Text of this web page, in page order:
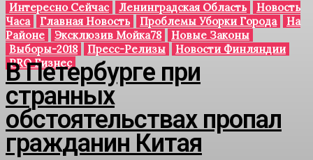
Интересно Сейчас Ленинградская Область
Новость
Часа
Главная Новость Проблемы Уборки Города
На
Районе
Эксклюзив Мойка78
Новые Законы
Выборы-2018
Пресс-Релизы
Новости Финляндии
PRO Бизнес
В Петербурге при
странных
обстоятельствах пропал
гражданин Китая